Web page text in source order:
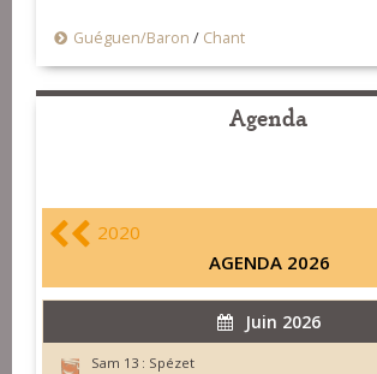
Guéguen/Baron / Chant
Agenda
2020
AGENDA 2026
Juin 2026
Sam 13 : Spézet